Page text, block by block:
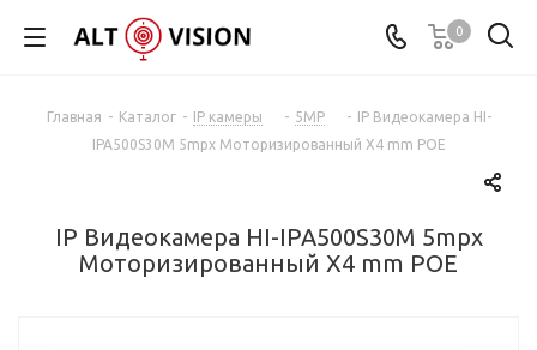
0
Главная - Каталог - IP камеры - 5MP - IP Видеокамера HI-
IPA500S30M 5mpx Mоторизированный X4 mm POE
IP Видеокамера HI-IPA500S30M 5mpx
Mоторизированный X4 mm POE